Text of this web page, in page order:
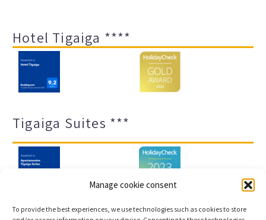
Manage cookie consent
To provide the best experiences, we use technologies such as cookies to store
Hotel Tigaiga ****
Tigaiga Suites ***